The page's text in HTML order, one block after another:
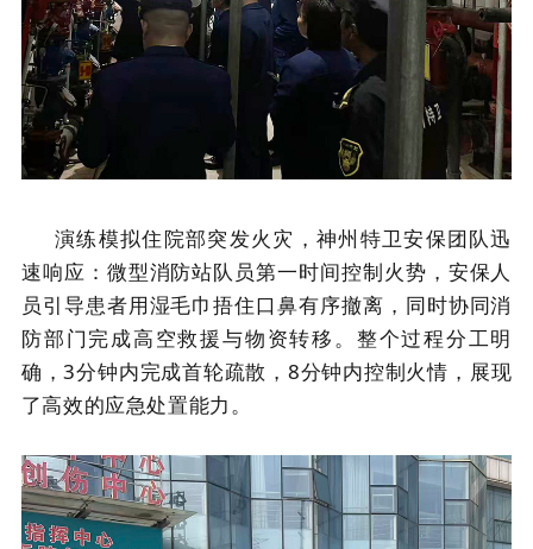
演练模拟住院部突发火灾，神州特卫安保团队迅
速响应：微型消防站队员第一时间控制火势，安保人
员引导患者用湿毛巾捂住口鼻有序撤离，同时协同消
防部门完成高空救援与物资转移。整个过程分工明
确，3分钟内完成首轮疏散，8分钟内控制火情，展现
了高效的应急处置能力。